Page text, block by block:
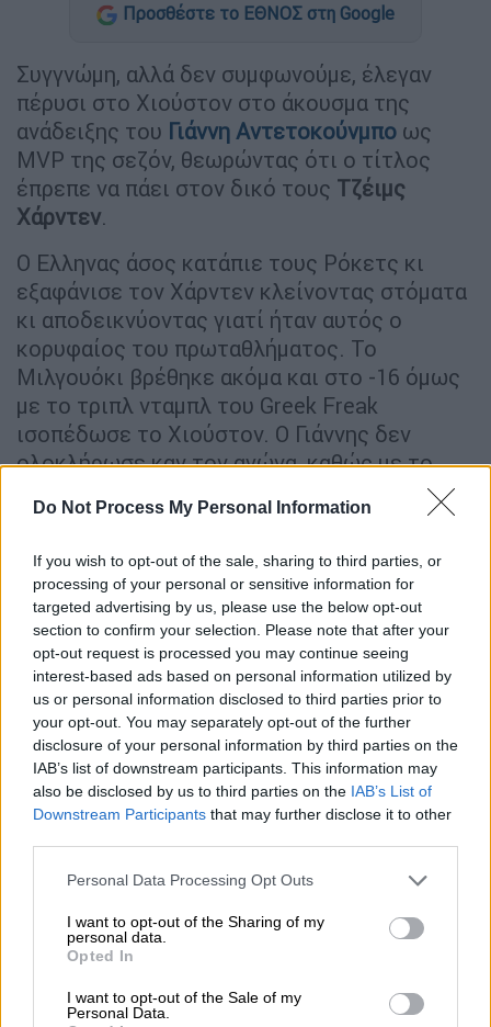
Do Not Process My Personal Information
If you wish to opt-out of the sale, sharing to third parties, or
processing of your personal or sensitive information for
targeted advertising by us, please use the below opt-out
section to confirm your selection. Please note that after your
opt-out request is processed you may continue seeing
interest-based ads based on personal information utilized by
us or personal information disclosed to third parties prior to
your opt-out. You may separately opt-out of the further
disclosure of your personal information by third parties on the
IAB’s list of downstream participants. This information may
also be disclosed by us to third parties on the IAB’s List of
Downstream Participants that may further disclose it to other
Please note that this website/app uses one or more Google
not limited to your visit or usage behaviour. You may click to
grant or deny consent to Google and its third-party tags to
use your data for below specified purposes in below Google
consent section.
Personal Data Processing Opt Outs
I want to opt-out of the Sharing of my
personal data.
Opted In
I want to opt-out of the Sale of my
Personal Data.
Προσθέστε το ΕΘΝΟΣ στη Google
Συγγνώμη, αλλά δεν συμφωνούμε, έλεγαν
πέρυσι στο Χιούστον στο άκουσμα της
ανάδειξης του Γιάννη Αντετοκούνμπο ως
MVP της σεζόν, θεωρώντας ότι ο τίτλος
έπρεπε να πάει στον δικό τους Τζέιμς
Χάρντεν.
Ο Ελληνας άσος κατάπιε τους Ρόκετς κι
εξαφάνισε τον Χάρντεν κλείνοντας στόματα
κι αποδεικνύοντας γιατί ήταν αυτός ο
κορυφαίος του πρωταθλήματος. Το
Μιλγουόκι βρέθηκε ακόμα και στο -16 όμως
με το τριπλ νταμπλ του Greek Freak
ισοπέδωσε το Χιούστον. Ο Γιάννης δεν
ολοκλήρωσε καν τον αγώνα, καθώς με το
τέλος, αποβλήθηκε με έξι φάουλ.
Ο Ουέστμπρουκ προσπάθησε να ανατρέψει
μόνος του την κατάσταση για τους Ρόκετς,
είχε 12 από τους πρώτους 13 πόντους του
Χιούστον στο τέταρτο δεκάλεπτο αλλά δεν
ήταν αρκετός. Οι Μπακς παρά την απουσία
του ηγέτη τους έδειξαν πυγμή και πρώτα με
τον Μπρουκ Λόπεζ που έκανε το 109-115
στα 39 δευτερόλεπτα και λίγο αργότερα με
τον Ιλιασόβα (111-117) στα 14’’ πριν το
τέλος, πήραν μία τεράστια νίκη μέσα στο
Χιούστον.
Ο Γιάννης Αντετοκούνμπο είχε 30 πόντους
(6/11β., 9/12διπ., 2/5τρ.), 13 ριμπάουντ και 11
ασίστ σε 28 λεπτά συμμετοχής, ο Μάθιους
Λόπεζ και Μπλέντσο είχαν από 11 έκαστος.